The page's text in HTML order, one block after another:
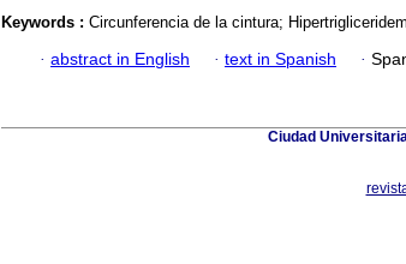
Keywords : Circunferencia de la cintura;
· abstract in English · text in Spanish ·
Ciudad